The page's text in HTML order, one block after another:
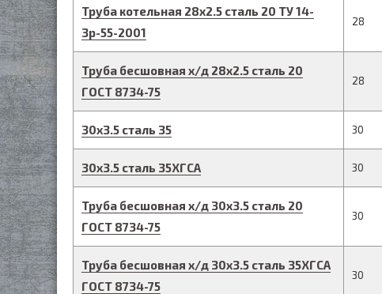
Труба котельная 28х2.5 сталь 20 ТУ 14-
3р-55-2001
28
Труба бесшовная х/д 28х2.5 сталь 20
ГОСТ 8734-75
28
30х3.5 сталь 35 30
30х3.5 сталь 35ХГСА 30
Труба бесшовная х/д 30х3.5 сталь 20
ГОСТ 8734-75
30
Труба бесшовная х/д 30х3.5 сталь 35ХГСА
ГОСТ 8734-75
30